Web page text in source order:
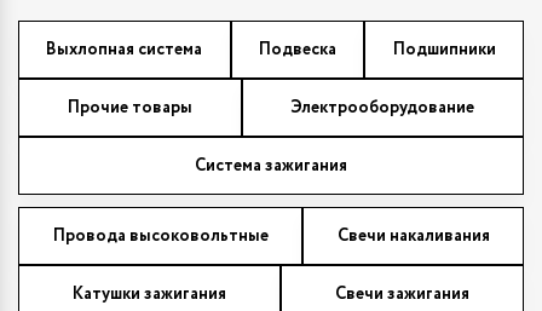
Выхлопная система Подвеска Подшипники
Прочие товары Электрооборудование
Система зажигания
Провода высоковольтные Свечи накаливания
Катушки зажигания Свечи зажигания